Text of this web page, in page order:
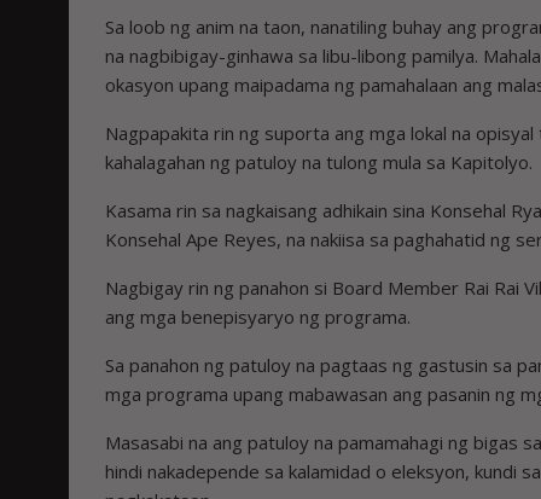
Sa loob ng anim na taon, nanatiling buhay ang
na nagbibigay-ginhawa sa libu-libong pamilya.
okasyon upang maipadama ng pamahalaan ang
Nagpapakita rin ng suporta ang mga lokal na
kahalagahan ng patuloy na tulong mula sa Kapitolyo.
Kasama rin sa nagkaisang adhikain sina Konsehal
Konsehal Ape Reyes, na nakiisa sa paghahatid ng
Nagbigay rin ng panahon si Board Member Rai Rai
ang mga benepisyaryo ng programa.
Sa panahon ng patuloy na pagtaas ng gastusin sa
mga programa upang mabawasan ang pasanin ng
Masasabi na ang patuloy na pamamahagi ng bigas
hindi nakadepende sa kalamidad o eleksyon, kundi